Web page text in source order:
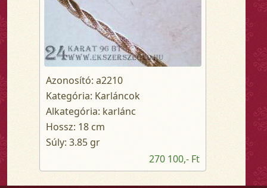
Azonosító: a2210
Kategória: Karláncok
Alkategória: karlánc
Hossz: 18 cm
Súly: 3.85 gr
270 100,- Ft